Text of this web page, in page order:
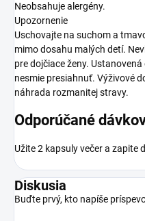
Neobsahuje alergény.
Upozornenie
Uschovajte na suchom a
mimo dosahu malých detí.
pre dojčiace ženy.
nesmie presiahnuť. Výživové
náhrada rozmanitej stravy.
Odporúčané
Užite 2 kapsuly večer a
Diskusia
Buďte prvý, kto napíše